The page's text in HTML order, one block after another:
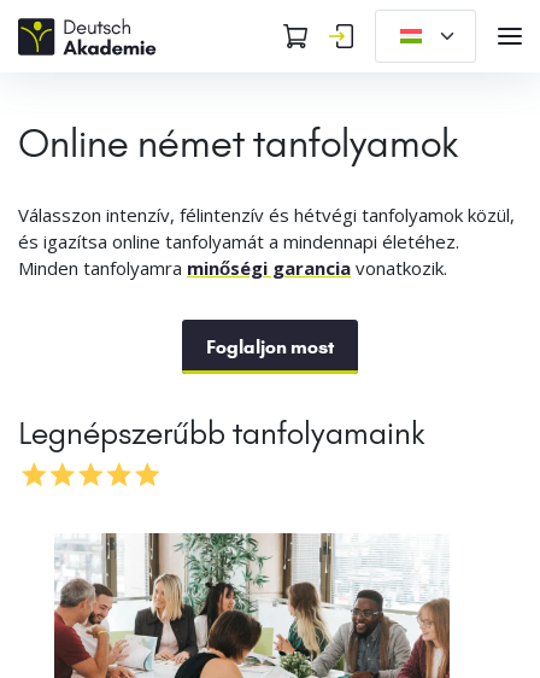
Online német tanfolyamok
Válasszon intenzív, félintenzív és hétvégi tanfolyamok közül,
és igazítsa online tanfolyamát a mindennapi életéhez.
Minden tanfolyamra minőségi garancia vonatkozik.
Foglaljon most
Legnépszerűbb tanfolyamaink